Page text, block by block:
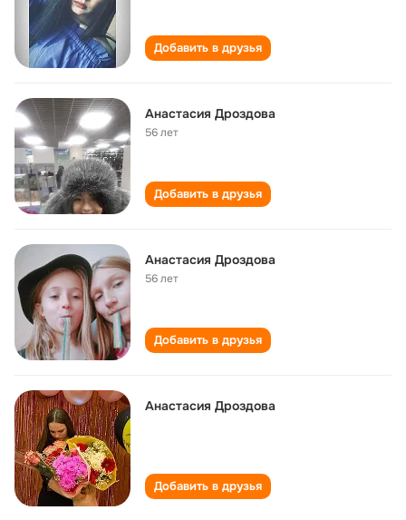
Добавить в друзья
Анастасия Дроздова
56 лет
Добавить в друзья
Анастасия Дроздова
56 лет
Добавить в друзья
Анастасия Дроздова
Добавить в друзья